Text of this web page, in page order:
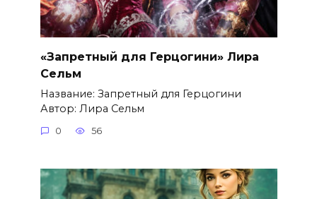
«Запретный для Герцогини» Лира
Сельм
Название: Запретный для Герцогини
Автор: Лира Сельм
0 56